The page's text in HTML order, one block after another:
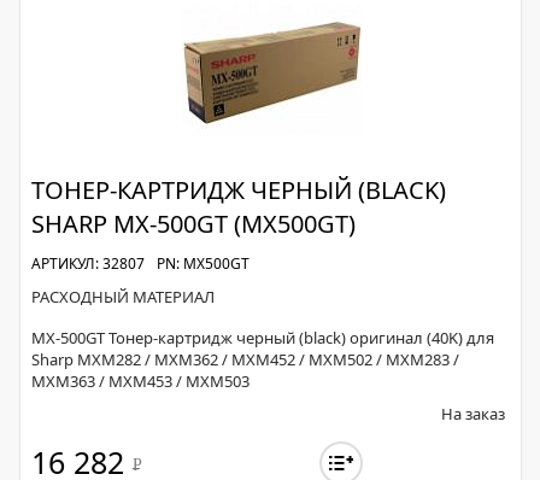
ТОНЕР-КАРТРИДЖ ЧЕРНЫЙ (BLACK)
SHARP MX-500GT (MX500GT)
АРТИКУЛ: 32807 PN: MX500GT
РАСХОДНЫЙ МАТЕРИАЛ
MX-500GT Тонер-картридж черный (black) оригинал (40K) для
Sharp MXM282 / MXM362 / MXM452 / MXM502 / MXM283 /
MXM363 / MXM453 / MXM503
На заказ
16 282 Р